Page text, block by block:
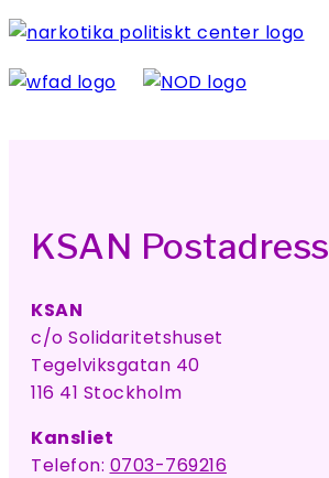
KSAN Postadress
KSAN
c/o Solidaritetshuset
Tegelviksgatan 40
116 41 Stockholm
Kansliet
Telefon: 0703-769216